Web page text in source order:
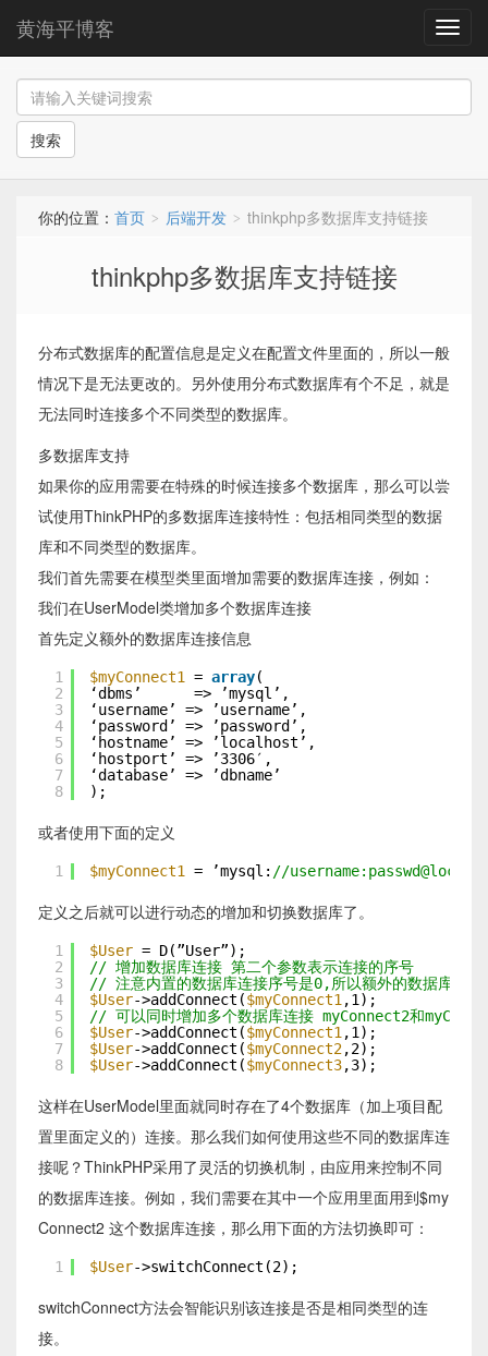
导
航
黄海平博客
搜索
你的位置： 首页 > 后端开发 > thinkphp多数据库支持链接
thinkphp多数据库支持链接
分布式数据库的配置信息是定义在配置文件里面的，所以一般
情况下是无法更改的。另外使用分布式数据库有个不足，就是
无法同时连接多个不同类型的数据库。
多数据库支持
如果你的应用需要在特殊的时候连接多个数据库，那么可以尝
试使用ThinkPHP的多数据库连接特性：包括相同类型的数据
库和不同类型的数据库。
我们首先需要在模型类里面增加需要的数据库连接，例如：
我们在UserModel类增加多个数据库连接
首先定义额外的数据库连接信息
1
2
3
4
5
6
7
8
$myConnect1 = array(
‘dbms’      => ’mysql’,
‘username’ => ’username’,
‘password’ => ’password’,
‘hostname’ => ’localhost’,
‘hostport’ => ’3306′,
‘database’ => ’dbname’
);
或者使用下面的定义
1 $myConnect1 = ’mysql: //
定义之后就可以进行动态的增加和切换数据库了。
1
2
3
4
5
6
7
8
$User = D(”User”);
// 增加数据库连接 第二个参数表示连接的序号
// 注意内置的数据库连接序号是0,所以额外的数据库连接
$User->addConnect($myConnect1 ,1);
// 可以同时增加多个数据库连接 myConnect2和
$User->addConnect($myConnect1 ,1);
$User->addConnect($myConnect2,2);
$User->addConnect($myConnect3,3);
这样在UserModel里面就同时存在了4个数据库（加上项目配
置里面定义的）连接。那么我们如何使用这些不同的数据库连
接呢？ThinkPHP采用了灵活的切换机制，由应用来控制不同
的数据库连接。例如，我们需要在其中一个应用里面用到$my
Connect2 这个数据库连接，那么用下面的方法切换即可：
1 $User->switchConnect(2);
switchConnect方法会智能识别该连接是否是相同类型的连
接。